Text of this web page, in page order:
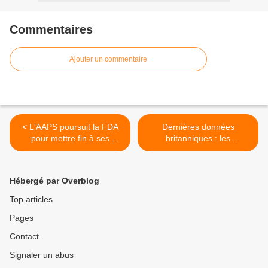
Commentaires
Ajouter un commentaire
< L'AAPS poursuit la FDA
pour mettre fin à ses
restrictions arbitraires sur
Dernières données
britanniques : les
personnes vaccinées sont
Hébergé par Overblog
Top articles
Pages
Contact
Signaler un abus